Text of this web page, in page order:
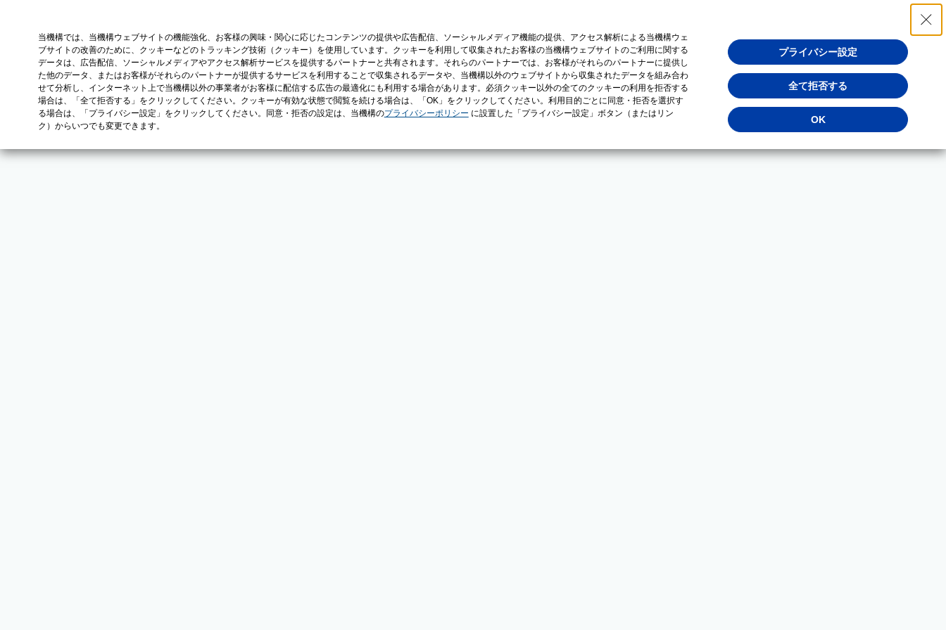
当機構では、当機構ウェブサイトの機能強化、お客様の興味・関心に応じたコンテンツの提供や広告配信、ソーシャルメディア機能の提供、アクセス解析による当機構ウェ
ブサイトの改善のために、クッキーなどのトラッキング技術（クッキー）を使用しています。クッキーを利用して収集されたお客様の当機構ウェブサイトのご利用に関する
データは、広告配信、ソーシャルメディアやアクセス解析サービスを提供するパートナーと共有されます。それらのパートナーでは、お客様がそれらのパートナーに提供し
た他のデータ、またはお客様がそれらのパートナーが提供するサービスを利用することで収集されるデータや、当機構以外のウェブサイトから収集されたデータを組み合わ
せて分析し、インターネット上で当機構以外の事業者がお客様に配信する広告の最適化にも利用する場合があります。必須クッキー以外の全てのクッキーの利用を拒否する
場合は、「全て拒否する」をクリックしてください。クッキーが有効な状態で閲覧を続ける場合は、「OK」をクリックしてください。利用目的ごとに同意・拒否を選択す
る場合は、「プライバシー設定」をクリックしてください。同意・拒否の設定は、当機構のプライバシーポリシー に設置した「プライバシー設定」ボタン（またはリン
ク）からいつでも変更できます。
プライバシー設定
全て拒否する
OK